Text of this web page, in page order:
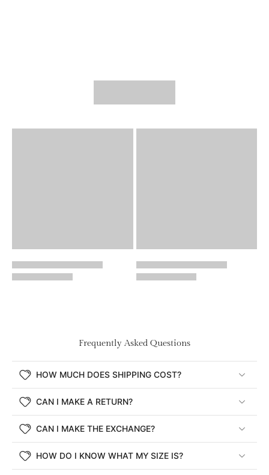
Frequently Asked Questions
HOW MUCH DOES SHIPPING COST?
CAN I MAKE A RETURN?
CAN I MAKE THE EXCHANGE?
HOW DO I KNOW WHAT MY SIZE IS?